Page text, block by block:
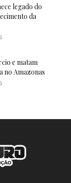
legado do
da
e matam
no Amazonas